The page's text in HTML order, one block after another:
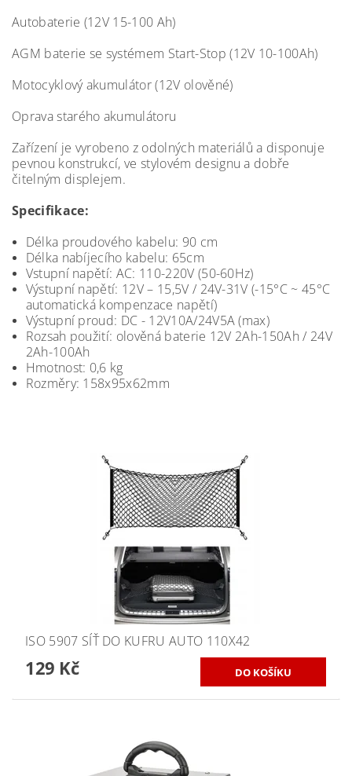
Autobaterie (12V 15-100 Ah)
AGM baterie se systémem Start-Stop (12V 10-100Ah)
Motocyklový akumulátor (12V olověné)
Oprava starého akumulátoru
Zařízení je vyrobeno z odolných materiálů a disponuje
pevnou konstrukcí, ve stylovém designu a dobře
čitelným displejem.
Specifikace:
Délka proudového kabelu: 90 cm
Délka nabíjecího kabelu: 65cm
Vstupní napětí: AC: 110-220V (50-60Hz)
Výstupní napětí: 12V – 15,5V / 24V-31V (-15°C ~ 45°C
automatická kompenzace napětí)
Výstupní proud: DC - 12V10A/24V5A (max)
Rozsah použití: olověná baterie 12V 2Ah-150Ah / 24V
2Ah-100Ah
Hmotnost: 0,6 kg
Rozměry: 158x95x62mm
ISO 5907 SÍŤ DO KUFRU AUTO 110X42
129 Kč